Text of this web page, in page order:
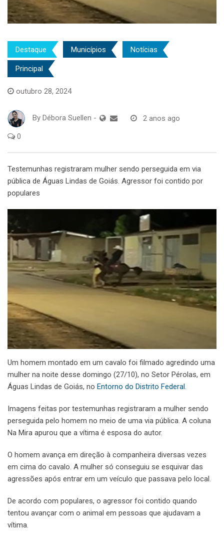
Destaque Municípios Notícias
Principal
outubro 28, 2024
By Débora Suellen - 2 anos ago
0
Testemunhas registraram mulher sendo perseguida em via
pública de Águas Lindas de Goiás. Agressor foi contido por
populares
Um homem montado em um cavalo foi filmado agredindo uma
mulher na noite desse domingo (27/10), no Setor Pérolas, em
Águas Lindas de Goiás, no Entorno do Distrito Federal.
Imagens feitas por testemunhas registraram a mulher sendo
perseguida pelo homem no meio de uma via pública. A coluna
Na Mira apurou que a vítima é esposa do autor.
O homem avança em direção à companheira diversas vezes
em cima do cavalo. A mulher só conseguiu se esquivar das
agressões após entrar em um veículo que passava pelo local.
De acordo com populares, o agressor foi contido quando
tentou avançar com o animal em pessoas que ajudavam a
vítima.